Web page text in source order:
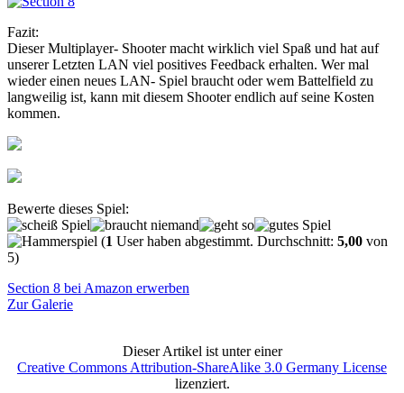
Fazit:
Dieser Multiplayer- Shooter macht wirklich viel Spaß und hat auf
unserer Letzten LAN viel positives Feedback erhalten. Wer mal
wieder einen neues LAN- Spiel braucht oder wem Battelfield zu
langweilig ist, kann mit diesem Shooter endlich auf seine Kosten
kommen.
Bewerte dieses Spiel:
(1 User haben abgestimmt. Durchschnitt: 5,00 von
5)
Section 8 bei Amazon erwerben
Zur Galerie
Dieser Artikel ist unter einer
Creative Commons Attribution-ShareAlike 3.0 Germany License
lizenziert.